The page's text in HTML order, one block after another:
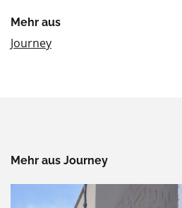
Mehr aus
Journey
Mehr aus Journey